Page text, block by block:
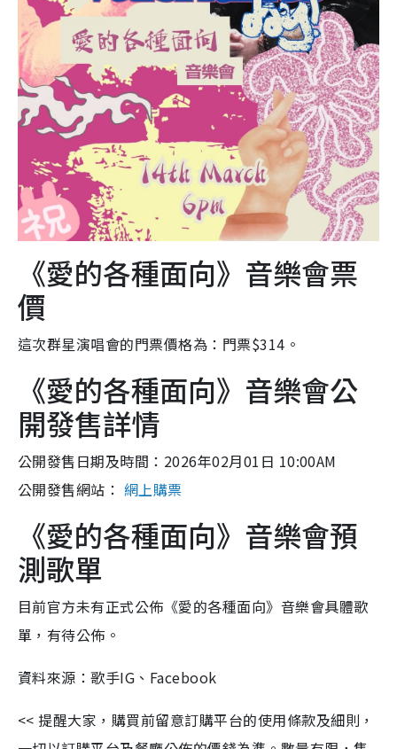
《愛的各種面向》音樂會票
價
這次群星演唱會的門票價格為：門票$314。
《愛的各種面向》音樂會公
開發售詳情
公開發售日期及時間：2026年02月01日 10:00AM
公開發售網站： 網上購票
《愛的各種面向》音樂會預
測歌單
目前官方未有正式公佈《愛的各種面向》音樂會具體歌
單，有待公佈。
資料來源：歌手IG、Facebook
<< 提醒大家，購買前留意訂購平台的使用條款及細則，